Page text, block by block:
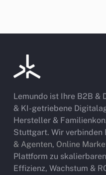
Lemundo ist Ihre B2B &
& KI-getriebene
Hersteller &
Stuttgart. Wir verbinden
& Agenten, Online
Plattform zu
Effizienz, Wachstum &